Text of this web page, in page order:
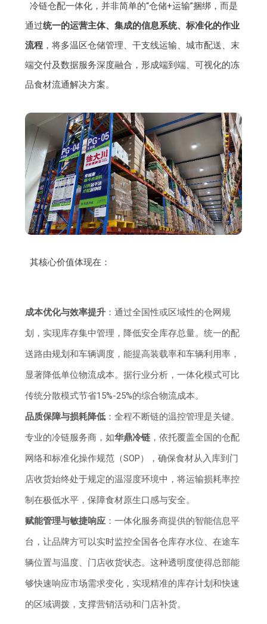
冷链仓配一体化，并非简单的“仓储+运输”捆绑，而是
通过统一的运营主体、集成的信息系统、标准化的作业
流程 ，将多温区仓储管理、干支线运输、城市配送、末
端交付及数据服务深度融合，形成端到端、可视化的冻
品食材流通解决方案。
其核心价值体现在：
成本优化与效率提升 ：通过全国性或区域性的仓网规
划，实现库存集中管理，降低安全库存总量。统一的配
送路由规划和车辆调度，能提高装载率和车辆利用率，
显著降低单位物流成本。据行业分析，一体化模式可比
传统分散模式节省15%-25%的综合物流成本。
品质保障与损耗降低 ：全程不断链的温控管理是关键。
专业的冷链服务商，如华鼎冷链 ，依托覆盖全国的仓配
网络和标准化操作规范（SOP），确保食材从入库到门
店收货始终处于规定的温湿度环境中，将运输损耗率控
制在极低水平，保障食材原生口感与安全。
赋能管理与敏捷响应 ：一体化服务商提供的智能信息平
台，让品牌方可以实时监控全国各仓库存水位、在途车
辆位置与温度、门店收货状态。这种透明度使得总部能
够快速响应市场需求变化，实现精准的库存计划和快速
的区域调拨，支撑营销活动和门店补货。